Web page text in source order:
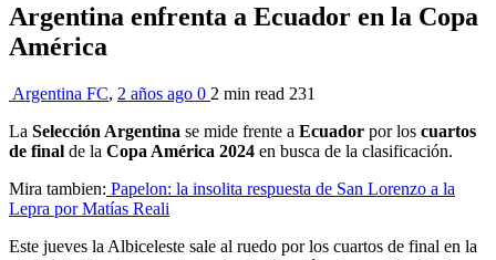
Argentina enfrenta a Ecuador en la Copa
América
Argentina FC, 2 años ago 0 2 min read 231
La Selección Argentina se mide frente a Ecuador por los cuartos
de final de la Copa América 2024 en busca de la clasificación.
Mira tambien: Papelon: la insolita respuesta de San Lorenzo a la
Lepra por Matías Reali
Este jueves la Albiceleste sale al ruedo por los cuartos de final en la